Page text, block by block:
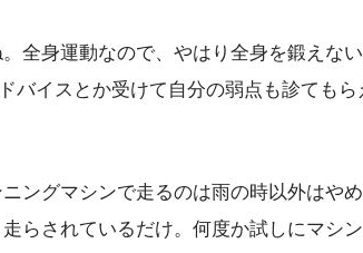
全身運動なので、やはり全身を鍛えない
バイスとか受けて自分の弱点も診てもら
ングマシンで走るのは雨の時以外はや
らされているだけ。何度か試しにマシ